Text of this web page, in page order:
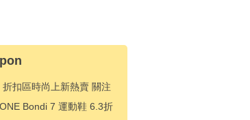
扣區時尚上新熱賣 關注
等 享額外9折
Bondi 7 運動鞋 6.3折